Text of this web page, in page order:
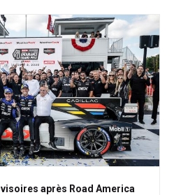
après Road America